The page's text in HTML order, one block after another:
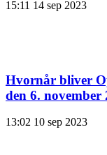
15:11 14 sep 2023
Hvornår bliver
den 6. november
13:02 10 sep 2023